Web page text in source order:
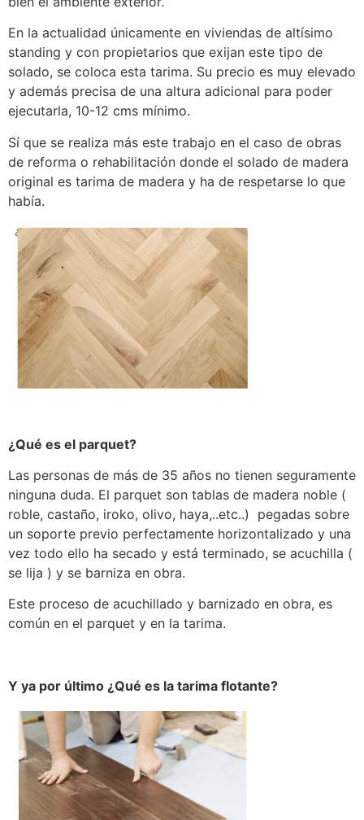
En la actualidad únicamente en viviendas de altísimo
standing y con propietarios que exijan este tipo de
solado, se coloca esta tarima. Su precio es muy elevado
y además precisa de una altura adicional para poder
ejecutarla, 10-12 cms mínimo.
Sí que se realiza más este trabajo en el caso de obras
de reforma o rehabilitación donde el solado de madera
original es tarima de madera y ha de respetarse lo que
había.
¿Qué es el parquet?
Las personas de más de 35 años no tienen seguramente
ninguna duda. El parquet son tablas de madera noble (
roble, castaño, iroko, olivo, haya,..etc..) pegadas sobre
un soporte previo perfectamente horizontalizado y una
vez todo ello ha secado y está terminado, se acuchilla (
se lija ) y se barniza en obra.
Este proceso de acuchillado y barnizado en obra, es
común en el parquet y en la tarima.
Y ya por último ¿Qué es la tarima flotante?